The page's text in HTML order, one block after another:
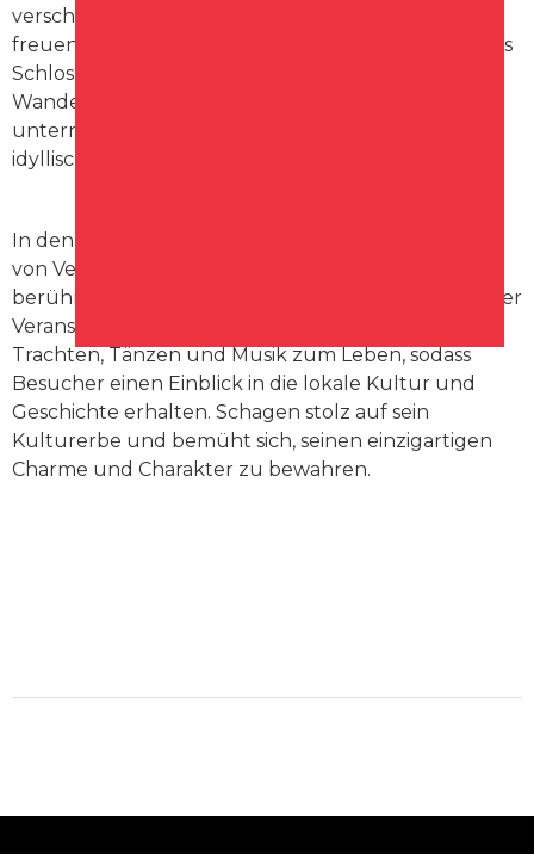
verschiedene Aktivitäten und Sehenswürdigkeiten
freuen. Neben der Erkundung der Altstadt und des
Schlosses können Besucher Radtouren und
Wanderungen durch die umliegende Landschaft
unternehmen, die von malerischen Poldern und
idyllischen Dörfern geprägt ist.
In den Sommermonaten organisiert Schagen Reihe
von Veranstaltungen und Festivals, darunter den
berühmten Westfriesischen Folkloremarkt. Bei dieser
Veranstaltung erwacht die Stadt mit traditionellen
Trachten, Tänzen und Musik zum Leben, sodass
Besucher einen Einblick in die lokale Kultur und
Geschichte erhalten. Schagen stolz auf sein
Kulturerbe und bemüht sich, seinen einzigartigen
Charme und Charakter zu bewahren.